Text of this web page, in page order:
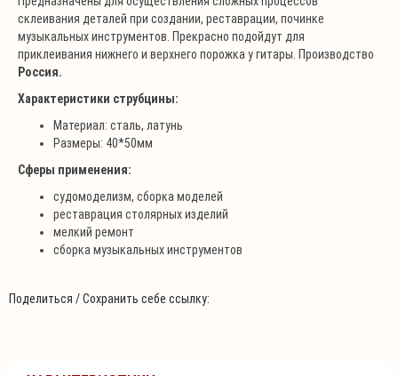
склеивания деталей при создании, реставрации, починке
музыкальных инструментов. Прекрасно подойдут для
приклеивания нижнего и верхнего порожка у гитары. Производство
Россия.
Характеристики струбцины:
Материал: сталь, латунь
Размеры: 40*50мм
Сферы применения:
судомоделизм, сборка моделей
реставрация столярных изделий
мелкий ремонт
сборка музыкальных инструментов
Поделиться / Сохранить себе ссылку: